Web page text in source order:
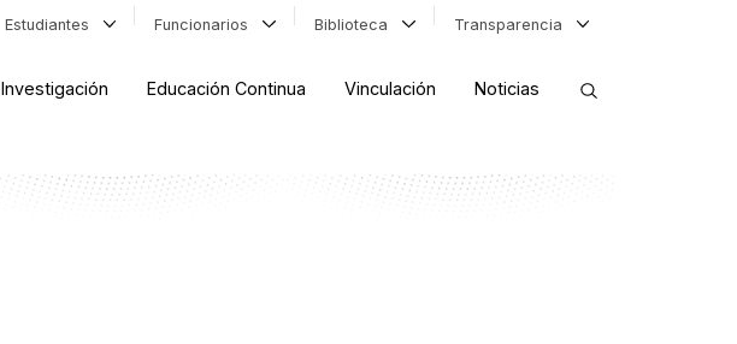
Estudiantes Funcionarios Biblioteca Transparencia
Investigación Educación Continua Vinculación Noticias